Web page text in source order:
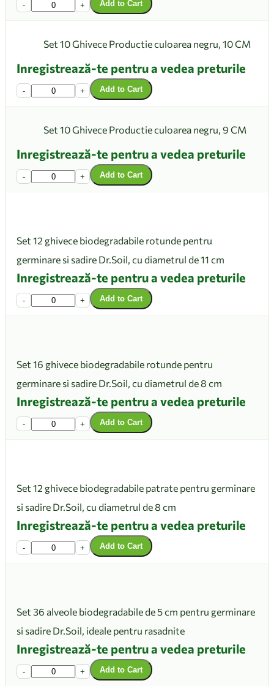
- + Add to Cart
Set 10 Ghivece Productie culoarea negru, 10 CM
Inregistrează-te pentru a vedea preturile
- + Add to Cart
Set 10 Ghivece Productie culoarea negru, 9 CM
Inregistrează-te pentru a vedea preturile
- + Add to Cart
Set 12 ghivece biodegradabile rotunde pentru
germinare si sadire Dr.Soil, cu diametrul de 11 cm
Inregistrează-te pentru a vedea preturile
- + Add to Cart
Set 16 ghivece biodegradabile rotunde pentru
germinare si sadire Dr.Soil, cu diametrul de 8 cm
Inregistrează-te pentru a vedea preturile
- + Add to Cart
Set 12 ghivece biodegradabile patrate pentru germinare
si sadire Dr.Soil, cu diametrul de 8 cm
Inregistrează-te pentru a vedea preturile
- + Add to Cart
Set 36 alveole biodegradabile de 5 cm pentru germinare
si sadire Dr.Soil, ideale pentru rasadnite
Inregistrează-te pentru a vedea preturile
- + Add to Cart